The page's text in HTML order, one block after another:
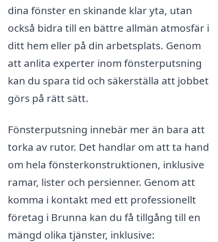
dina fönster en skinande klar yta, utan
också bidra till en bättre allmän atmosfär i
ditt hem eller på din arbetsplats. Genom
att anlita experter inom fönsterputsning
kan du spara tid och säkerställa att jobbet
görs på rätt sätt.
Fönsterputsning innebär mer än bara att
torka av rutor. Det handlar om att ta hand
om hela fönsterkonstruktionen, inklusive
ramar, lister och persienner. Genom att
komma i kontakt med ett professionellt
företag i Brunna kan du få tillgång till en
mängd olika tjänster, inklusive: